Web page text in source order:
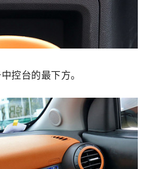
控台的最下方。